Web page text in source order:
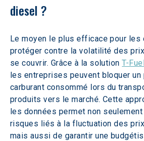
diesel ?
Le moyen le plus efficace pour les
protéger contre la volatilité des
se couvrir. Grâce à la solution T-
les entreprises peuvent bloquer
carburant consommé lors du
produits vers le marché. Cette
les données permet non
risques liés à la fluctuation des
mais aussi de garantir une